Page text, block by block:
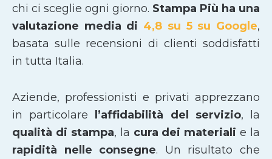
chi ci sceglie ogni giorno. Stampa Più ha una
valutazione media di 4,8 su 5 su Google,
basata sulle recensioni di clienti soddisfatti
in tutta Italia.
Aziende, professionisti e privati apprezzano
in particolare l’affidabilità del servizio, la
qualità di stampa, la cura dei materiali e la
rapidità nelle consegne. Un risultato che